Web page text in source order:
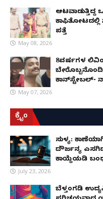
ಕಾಫಿತೋಟದಲ್ಲಿ
ಪತ್ತೆ
May 08, 2026
8ವರ್ಷಗಳ
ಕಾನ್‌ಸ್ಟೇಬಲ್-
May 07, 2026
ಕ್ರೈಂ
ಸುಳ್ಯ:
ದೌರ್ಜನ್ಯ
ಕಾಯ್ದೆಯಡಿ
July 23, 2026
ಬೆಳ್ತಂಗಡಿ